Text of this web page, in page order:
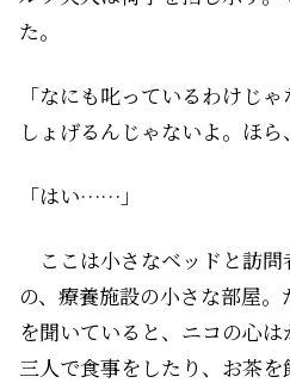
た。
「なにも叱っているわけじ
しょげるんじゃないよ。ほら
「はい……」
ここは小さなベッドと訪問
の、療養施設の小さな部屋
を聞いていると、ニコの心
三人で食事をしたり、お茶